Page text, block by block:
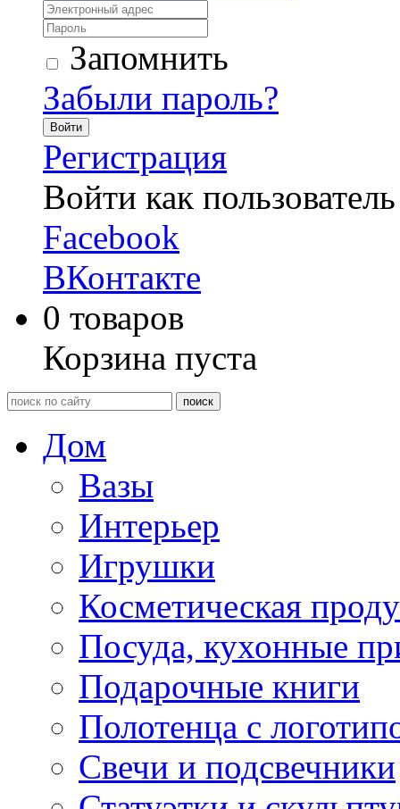
Запомнить
Забыли пароль?
Войти
Регистрация
Войти как пользователь
Facebook
ВКонтакте
0 товаров
Корзина пуста
Дом
Вазы
Интерьер
Игрушки
Косметическая
Посуда, кухонные
Подарочные книги
Полотенца с
Свечи и подсвечники